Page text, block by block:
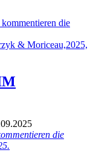
die
die